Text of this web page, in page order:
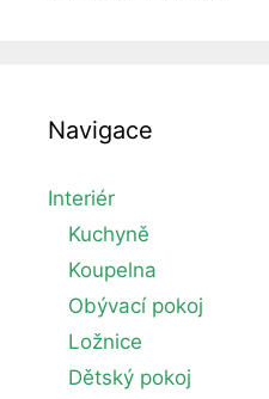
Navigace
Interiér
Kuchyně
Koupelna
Obývací pokoj
Ložnice
Dětský pokoj